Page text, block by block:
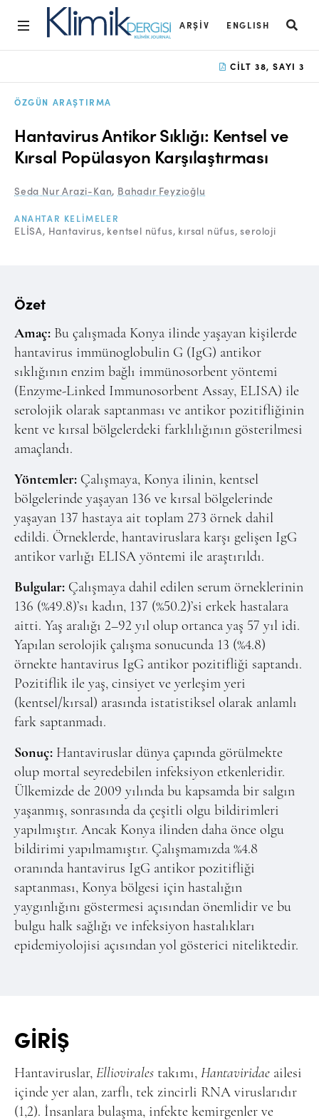
ARŞIV ENGLISH
Arşiv
Açık Erişim İlkesi
Editoryal Süreç
Yazarlara Bilgi
Dizinler
Telif Hakları
İletişim
CILT 38, SAYI 3
ÖZGÜN ARAŞTIRMA
Hantavirus Antikor Sıklığı: Kentsel ve
Kırsal Popülasyon Karşılaştırması
Seda Nur Arazi-Kan, Bahadır Feyzioğlu
ANAHTAR KELIMELER
ELİSA Hantavirus kentsel nüfus kırsal nüfus seroloji
Özet
Amaç: Bu çalışmada Konya ilinde yaşayan kişilerde
hantavirus immünoglobulin G (IgG) antikor
sıklığının enzim bağlı immünosorbent yöntemi
(Enzyme-Linked Immunosorbent Assay, ELISA) ile
serolojik olarak saptanması ve antikor pozitifliğinin
kent ve kırsal bölgelerdeki farklılığının gösterilmesi
amaçlandı.
Yöntemler: Çalışmaya, Konya ilinin, kentsel
bölgelerinde yaşayan 136 ve kırsal bölgelerinde
yaşayan 137 hastaya ait toplam 273 örnek dahil
edildi. Örneklerde, hantaviruslara karşı gelişen IgG
antikor varlığı ELISA yöntemi ile araştırıldı.
Bulgular: Çalışmaya dahil edilen serum örneklerinin
136 (%49.8)’sı kadın, 137 (%50.2)’si erkek hastalara
aitti. Yaş aralığı 2–92 yıl olup ortanca yaş 57 yıl idi.
Yapılan serolojik çalışma sonucunda 13 (%4.8)
örnekte hantavirus IgG antikor pozitifliği saptandı.
Pozitiflik ile yaş, cinsiyet ve yerleşim yeri
(kentsel/kırsal) arasında istatistiksel olarak anlamlı
fark saptanmadı.
Sonuç: Hantaviruslar dünya çapında görülmekte
olup mortal seyredebilen infeksiyon etkenleridir.
Ülkemizde de 2009 yılında bu kapsamda bir salgın
yaşanmış, sonrasında da çeşitli olgu bildirimleri
yapılmıştır. Ancak Konya ilinden daha önce olgu
bildirimi yapılmamıştır. Çalışmamızda %4.8
oranında hantavirus IgG antikor pozitifliği
saptanması, Konya bölgesi için hastalığın
yaygınlığını göstermesi açısından önemlidir ve bu
bulgu halk sağlığı ve infeksiyon hastalıkları
epidemiyolojisi açısından yol gösterici niteliktedir.
GİRİŞ
Hantaviruslar, Elliovirales takımı, Hantaviridae ailesi
içinde yer alan, zarflı, tek zincirli RNA viruslarıdır
(1,2). İnsanlara bulaşma, infekte kemirgenler ve